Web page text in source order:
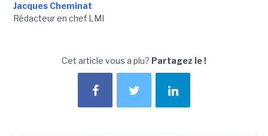
Jacques Cheminat
Rédacteur en chef LMI
Cet article vous a plu? Partagez le !